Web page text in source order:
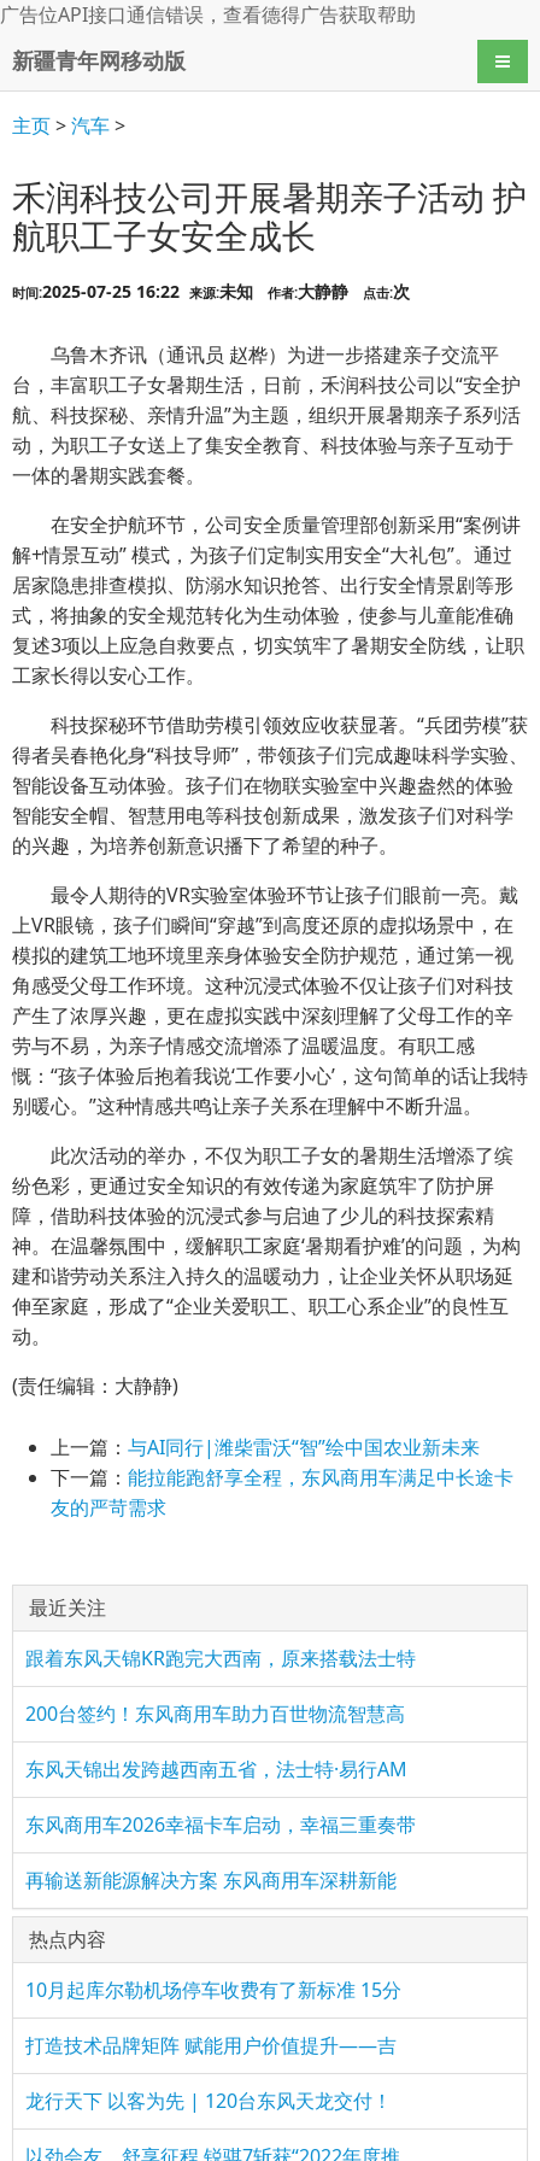
广告位API接口通信错误，查看德得广告获取帮助
新疆青年网移动版 导航
主页>汽车>
禾润科技公司开展暑期亲子活动 护
航职工子女安全成长
时间:2025-07-25 16:22 来源:未知 作者:大静静 点击:次
乌鲁木齐讯（通讯员 赵桦）为进一步搭建亲子交流平
台，丰富职工子女暑期生活，日前，禾润科技公司以“安全护
航、科技探秘、亲情升温”为主题，组织开展暑期亲子系列活
动，为职工子女送上了集安全教育、科技体验与亲子互动于
一体的暑期实践套餐。
在安全护航环节，公司安全质量管理部创新采用“案例讲
解+情景互动” 模式，为孩子们定制实用安全“大礼包”。通过
居家隐患排查模拟、防溺水知识抢答、出行安全情景剧等形
式，将抽象的安全规范转化为生动体验，使参与儿童能准确
复述3项以上应急自救要点，切实筑牢了暑期安全防线，让职
工家长得以安心工作。
科技探秘环节借助劳模引领效应收获显著。“兵团劳模”获
得者吴春艳化身“科技导师”，带领孩子们完成趣味科学实验、
智能设备互动体验。孩子们在物联实验室中兴趣盎然的体验
智能安全帽、智慧用电等科技创新成果，激发孩子们对科学
的兴趣，为培养创新意识播下了希望的种子。
最令人期待的VR实验室体验环节让孩子们眼前一亮。戴
上VR眼镜，孩子们瞬间“穿越”到高度还原的虚拟场景中，在
模拟的建筑工地环境里亲身体验安全防护规范，通过第一视
角感受父母工作环境。这种沉浸式体验不仅让孩子们对科技
产生了浓厚兴趣，更在虚拟实践中深刻理解了父母工作的辛
劳与不易，为亲子情感交流增添了温暖温度。有职工感
慨：“孩子体验后抱着我说‘工作要小心’，这句简单的话让我特
别暖心。”这种情感共鸣让亲子关系在理解中不断升温。
此次活动的举办，不仅为职工子女的暑期生活增添了缤
纷色彩，更通过安全知识的有效传递为家庭筑牢了防护屏
障，借助科技体验的沉浸式参与启迪了少儿的科技探索精
神。在温馨氛围中，缓解职工家庭‘暑期看护难’的问题，为构
建和谐劳动关系注入持久的温暖动力，让企业关怀从职场延
伸至家庭，形成了“企业关爱职工、职工心系企业”的良性互
动。
(责任编辑：大静静)
上一篇： 与AI同行|潍柴雷沃“智”绘中国农业新未来
下一篇： 能拉能跑舒享全程，东风商用车满足中长途卡
友的严苛需求
最近关注
跟着东风天锦KR跑完大西南，原来搭载法士特
200台签约！东风商用车助力百世物流智慧高
东风天锦出发跨越西南五省，法士特·易行AM
东风商用车2026幸福卡车启动，幸福三重奏带
再输送新能源解决方案 东风商用车深耕新能
热点内容
10月起库尔勒机场停车收费有了新标准 15分
打造技术品牌矩阵 赋能用户价值提升——吉
龙行天下 以客为先 | 120台东风天龙交付！